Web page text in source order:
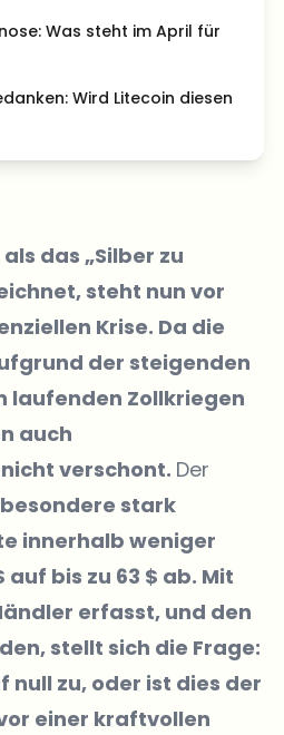
Was steht im April für
Wird Litecoin diesen
das „Silber zu
steht nun vor
Krise. Da die
der steigenden
laufenden Zollkriegen
auch
verschont. Der
stark
innerhalb weniger
bis zu 63 $ ab. Mit
erfasst, und den
stellt sich die Frage:
null zu, oder ist dies der
einer kraftvollen